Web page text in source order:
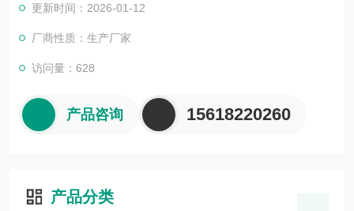
更新时间：2026-01-12
厂商性质：生产厂家
访问量：628
产品咨询 15618220260
产品分类